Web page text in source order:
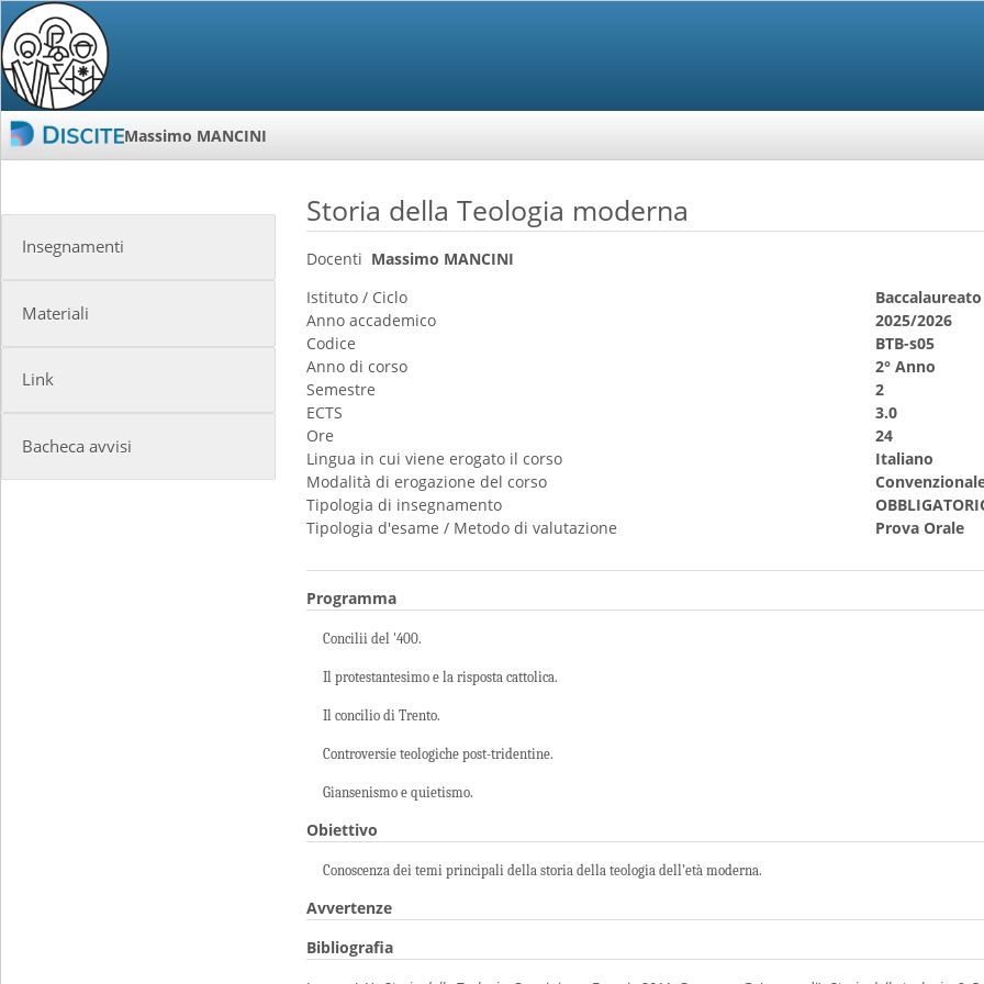
Massimo MANCINI
Insegnamenti
Materiali
Link
Bacheca avvisi
Storia della Teologia moderna
Docenti Massimo MANCINI
Istituto / Ciclo
Anno accademico
2025/2026
Codice
BTB-s05
Anno di corso
2° Anno
Semestre
2
ECTS
3.0
Ore
24
Lingua in cui viene erogato il corso
Italiano
Modalità di erogazione del corso
Tipologia di insegnamento
Tipologia d'esame / Metodo di valutazione
Prova Orale
Programma
Concilii del '400.
Il protestantesimo e la risposta cattolica.
Il concilio di Trento.
Controversie teologiche post-tridentine.
Giansenismo e quietismo.
Obiettivo
Conoscenza dei temi principali della storia della teologia dell’età moderna.
Avvertenze
Bibliografia